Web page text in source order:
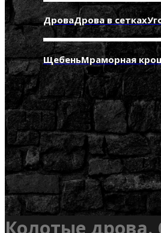
ДроваДрова в сетках
ЩебеньМраморная
Колотые дрова.